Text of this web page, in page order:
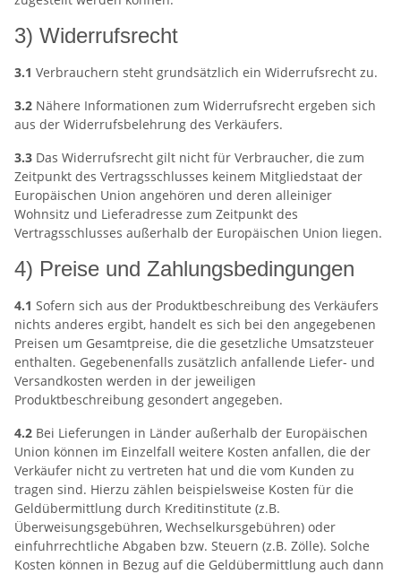
3) Widerrufsrecht
3.1 Verbrauchern steht grundsätzlich ein Widerrufsrecht zu.
3.2 Nähere Informationen zum Widerrufsrecht ergeben sich
aus der Widerrufsbelehrung des Verkäufers.
3.3 Das Widerrufsrecht gilt nicht für Verbraucher, die zum
Zeitpunkt des Vertragsschlusses keinem Mitgliedstaat der
Europäischen Union angehören und deren alleiniger
Wohnsitz und Lieferadresse zum Zeitpunkt des
Vertragsschlusses außerhalb der Europäischen Union liegen.
4) Preise und Zahlungsbedingungen
4.1 Sofern sich aus der Produktbeschreibung des Verkäufers
nichts anderes ergibt, handelt es sich bei den angegebenen
Preisen um Gesamtpreise, die die gesetzliche Umsatzsteuer
enthalten. Gegebenenfalls zusätzlich anfallende Liefer- und
Versandkosten werden in der jeweiligen
Produktbeschreibung gesondert angegeben.
4.2 Bei Lieferungen in Länder außerhalb der Europäischen
Union können im Einzelfall weitere Kosten anfallen, die der
Verkäufer nicht zu vertreten hat und die vom Kunden zu
tragen sind. Hierzu zählen beispielsweise Kosten für die
Geldübermittlung durch Kreditinstitute (z.B.
Überweisungsgebühren, Wechselkursgebühren) oder
einfuhrrechtliche Abgaben bzw. Steuern (z.B. Zölle). Solche
Kosten können in Bezug auf die Geldübermittlung auch dann